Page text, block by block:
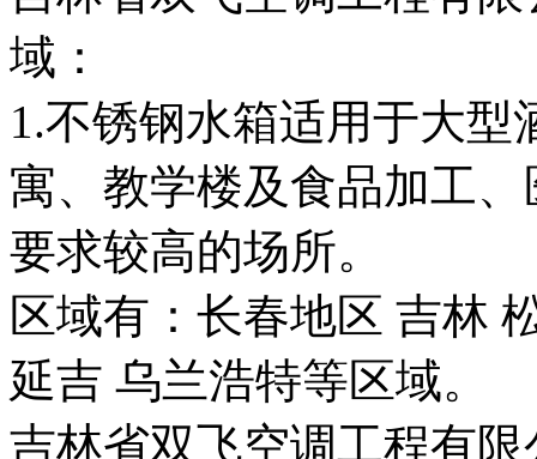
域：
1.不锈钢水箱适用于大
寓、教学楼及食品加工
要求较高的场所。
区域有：长春地区 吉林
延吉 乌兰浩特等区
吉林省双飞空调工程有